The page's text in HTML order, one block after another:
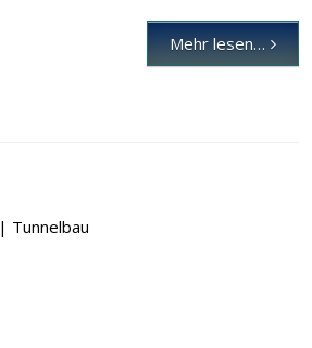
Mehr lesen…